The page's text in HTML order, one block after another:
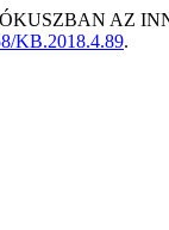
AZ
KB.2018.4.89.